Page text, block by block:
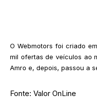
O Webmotors foi criado
mil ofertas de veículos ao
Amro e, depois, passou a
Fonte: Valor OnLine